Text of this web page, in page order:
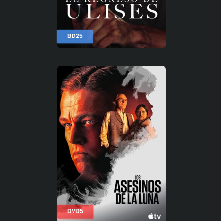
BD25
DVD5